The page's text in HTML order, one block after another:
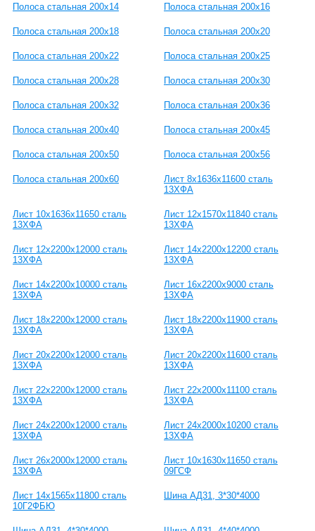
Полоса стальная 200x14 Полоса стальная 200x16
Полоса стальная 200x18 Полоса стальная 200x20
Полоса стальная 200x22 Полоса стальная 200x25
Полоса стальная 200x28 Полоса стальная 200x30
Полоса стальная 200x32 Полоса стальная 200x36
Полоса стальная 200x40 Полоса стальная 200x45
Полоса стальная 200x50 Полоса стальная 200x56
Полоса стальная 200x60
Лист 8х1636х11600 сталь
13ХФА
Лист 10х1636х11650 сталь
13ХФА
Лист 12х1570х11840 сталь
13ХФА
Лист 12х2200х12000 сталь
13ХФА
Лист 14х2200х12200 сталь
13ХФА
Лист 14х2200х10000 сталь
13ХФА
Лист 16х2200х9000 сталь
13ХФА
Лист 18х2200х12000 сталь
13ХФА
Лист 18х2200х11900 сталь
13ХФА
Лист 20х2200х12000 сталь
13ХФА
Лист 20х2200х11600 сталь
13ХФА
Лист 22х2200х12000 сталь
13ХФА
Лист 22х2000х11100 сталь
13ХФА
Лист 24х2200х12000 сталь
13ХФА
Лист 24х2000х10200 сталь
13ХФА
Лист 26х2000х12000 сталь
13ХФА
Лист 10х1630х11650 сталь
09ГСФ
Лист 14х1565х11800 сталь
10Г2ФБЮ
Шина АД31, 3*30*4000